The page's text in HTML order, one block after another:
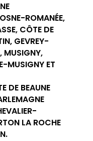
ROMANÉE,
CÔTE DE
GEVREY-
MUSIGNY,
MUSIGNY ET
DE BEAUNE
LA ROCHE